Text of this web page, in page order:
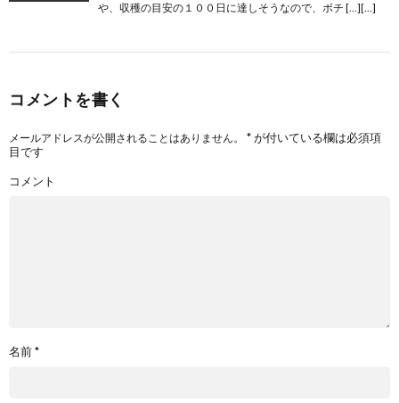
や、収穫の目安の１００日に達しそうなので、ボチ […][…]
コメントを書く
メールアドレスが公開されることはありません。 *が付いている欄は必須項
目です
コメント
名前*